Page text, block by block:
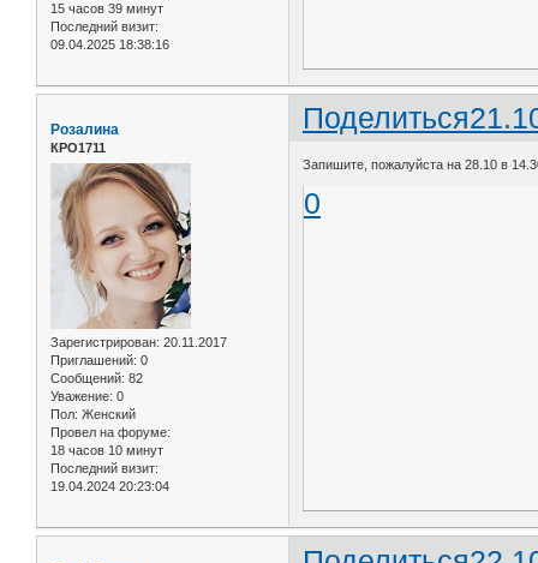
15 часов 39 минут
Последний визит:
09.04.2025 18:38:16
Поделиться
Розалина
КРО1711
Зарегистрирован: 20.11.2017
Приглашений: 0
Сообщений: 82
Уважение: 0
Пол: Женский
Провел на форуме:
18 часов 10 минут
Последний визит:
19.04.2024 20:23:04
Запишите, пожалуйста на 28.10 в
0